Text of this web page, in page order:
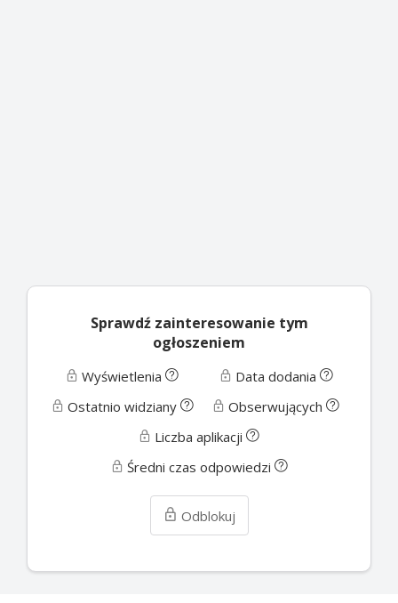
Sprawdź zainteresowanie tym
ogłoszeniem
Wyświetlenia
Data dodania
Ostatnio widziany
Obserwujących
Liczba aplikacji
Średni czas odpowiedzi
Odblokuj